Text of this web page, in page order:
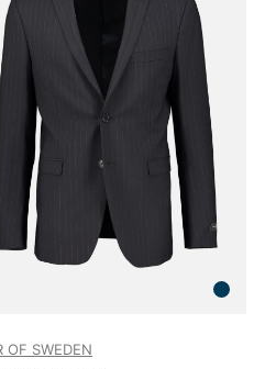
OF SWEDEN